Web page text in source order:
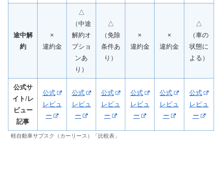
途中解
約
×
違約金
△
（中途
解約オ
プショ
ンあ
り）
△
（免除
条件あ
り）
×
違約金
×
違約金
△
（車の
状態に
よる）
公式サ
イト/レ
ビュー
記事
公式
レビュ
ー
公式
レビュ
ー
公式
レビュ
ー
公式
レビュ
ー
公式
レビュ
ー
公式
レビュ
ー
軽自動車サブスク（カーリース）「比較表」